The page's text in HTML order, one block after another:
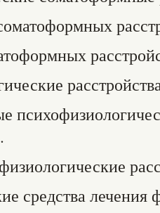
средства лечения